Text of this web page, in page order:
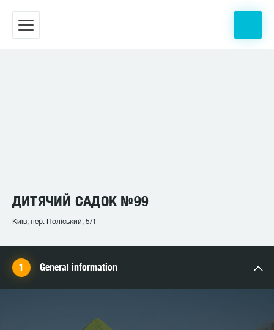
ДИТЯЧИЙ САДОК №99
Київ, пер. Поліський, 5/1
General information